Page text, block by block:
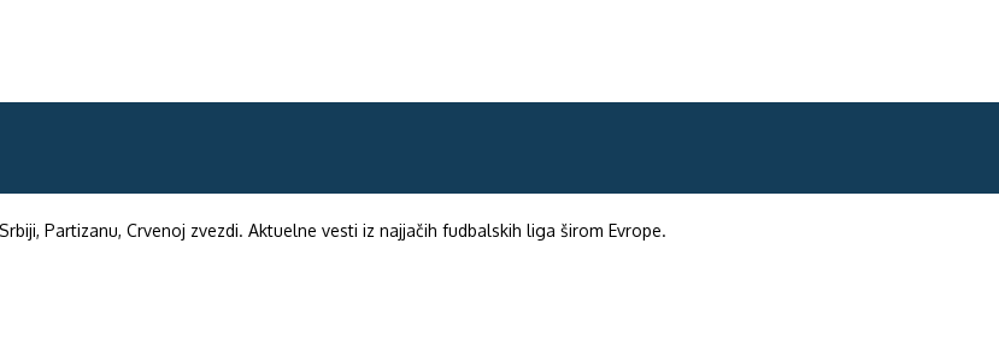
Partizanu, Crvenoj zvezdi. Aktuelne vesti iz najjačih fudbalskih liga širom Evrope.